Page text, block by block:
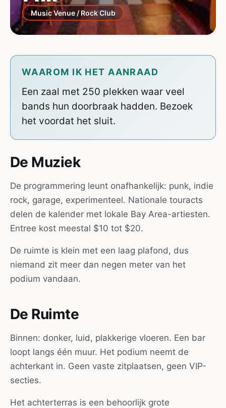
Music Venue / Rock Club
De Muziek
De programmering leunt onafhankelijk: punk, indie
rock, garage, experimenteel. Nationale touracts
delen de kalender met lokale Bay Area-artiesten.
Entree kost meestal $10 tot $20.
De ruimte is klein met een laag plafond, dus
niemand zit meer dan negen meter van het
podium vandaan.
De Ruimte
Binnen: donker, luid, plakkerige vloeren. Een bar
loopt langs één muur. Het podium neemt de
achterkant in. Geen vaste zitplaatsen, geen VIP-
secties.
Het achterterras is een behoorlijk grote
WAAROM IK HET AANRAAD
Een zaal met 250 plekken waar veel
bands hun doorbraak hadden. Bezoek
het voordat het sluit.